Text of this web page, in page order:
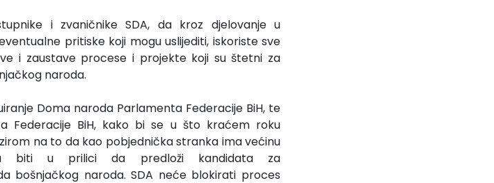
i zvaničnike SDA, da kroz djelovanje u
pritiske koji mogu uslijediti, iskoriste sve
i zaustave procese i projekte koji su štetni za
naroda.
Doma naroda Parlamenta Federacije BiH, te
Federacije BiH, kako bi se u što kraćem roku
na to da kao pobjednička stranka ima većinu
biti u prilici da predloži kandidata za
bošnjačkog naroda. SDA neće blokirati proces